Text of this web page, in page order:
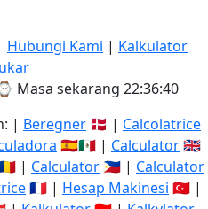
Hubungi Kami | Kalkulator
Masa sekarang 22:36:41
| Beregner 🇩🇰 | Calcolatrice
🇪🇸🇲🇽 | Calculator🇬🇧
| Calculator 🇵🇭 | Calculator
🇫🇷 | Hesap Makinesi 🇹🇷 |